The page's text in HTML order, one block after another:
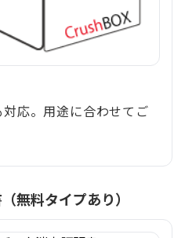
応。用途に合わせてご
無料タイプあり）